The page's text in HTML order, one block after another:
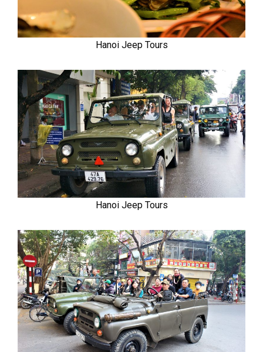
Hanoi Jeep Tours
Hanoi Jeep Tours